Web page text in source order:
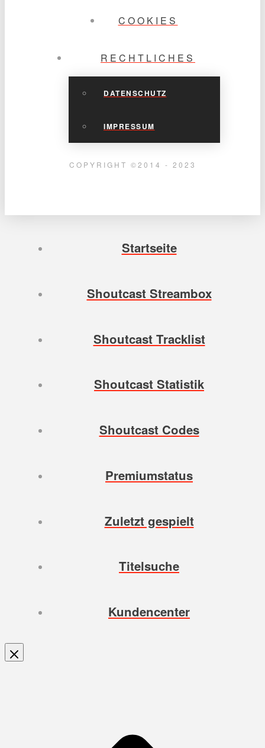
COOKIES
RECHTLICHES
DATENSCHUTZ
IMPRESSUM
COPYRIGHT ©2014 - 2023
Startseite
Shoutcast Streambox
Shoutcast Tracklist
Shoutcast Statistik
Shoutcast Codes
Premiumstatus
Zuletzt gespielt
Titelsuche
Kundencenter